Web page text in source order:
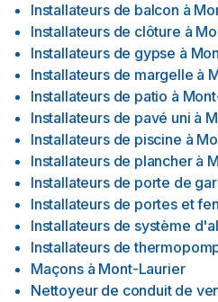
Installateurs de balcon à
Installateurs de clôture à
Installateurs de gypse à
Installateurs de margelle à
Installateurs de patio à
Installateurs de pavé uni à
Installateurs de piscine à
Installateurs de plancher à
Installateurs de porte de
Installateurs de portes et
Installateurs de système
Installateurs de
Maçons à Mont-Laurier
Nettoyeur de conduit de